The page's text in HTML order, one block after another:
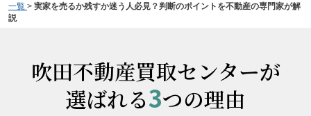
一覧 > 実家を売るか残すか迷う人必見？判断のポイントを不動産の専門家が解
説
吹田不動産買取センターが
選ばれる3つの理由